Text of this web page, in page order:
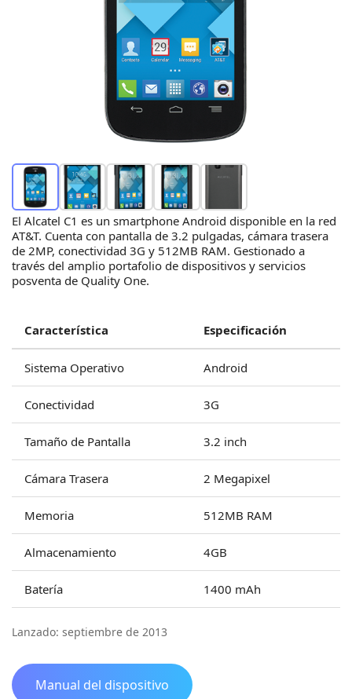
El Alcatel C1 es un smartphone Android disponible en la red
AT&T. Cuenta con pantalla de 3.2 pulgadas, cámara trasera
de 2MP, conectividad 3G y 512MB RAM. Gestionado a
través del amplio portafolio de dispositivos y servicios
posventa de Quality One.
Característica Especificación
Sistema Operativo Android
Conectividad 3G
Tamaño de Pantalla 3.2 inch
Cámara Trasera 2 Megapixel
Memoria 512MB RAM
Almacenamiento 4GB
Batería 1400 mAh
Lanzado: septiembre de 2013
Manual del dispositivo